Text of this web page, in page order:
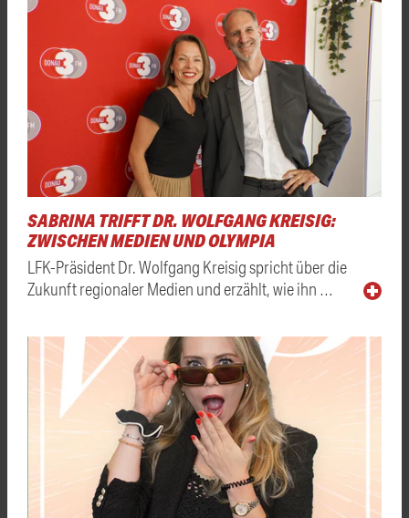
SABRINA TRIFFT DR. WOLFGANG KREISIG:
ZWISCHEN MEDIEN UND OLYMPIA
LFK-Präsident Dr. Wolfgang Kreisig spricht über die
Zukunft regionaler Medien und erzählt, wie ihn …